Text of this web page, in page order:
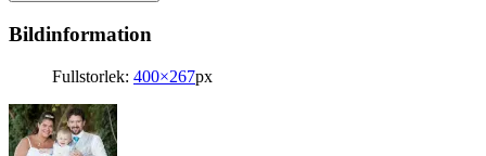
Bildinformation
Fullstorlek: 400×267px